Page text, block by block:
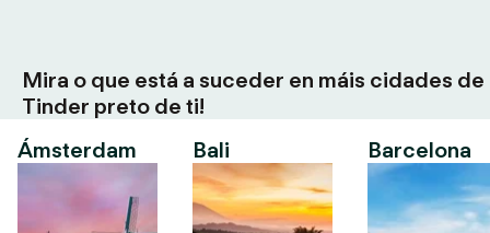
Mira o que está a suceder en máis cidades de
Tinder preto de ti!
Ámsterdam
Bali Barcelona